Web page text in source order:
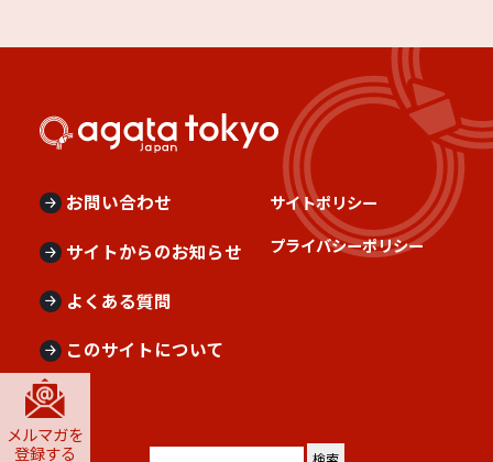
メルマガを
登録する
お問い合わせ
サイトからのお知らせ
よくある質問
このサイトについて
サイトポリシー
プライバシーポリシー